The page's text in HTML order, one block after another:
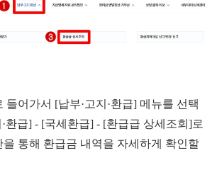
어가서 [납부·고지 ·환급] 메뉴를 선택
·환급] - [국세환급] - [환급급 상세조회]로
통해 환급금 내역을 자세하게 확인할